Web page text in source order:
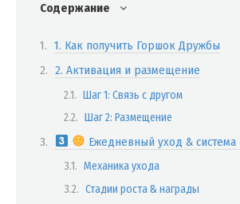
Содержание
1. Как получить Горшок Дружбы
2. Активация и размещение
Шаг 1: Связь с другом
Шаг 2: Размещение
Ежедневный уход & система
Механика ухода
Стадии роста & награды